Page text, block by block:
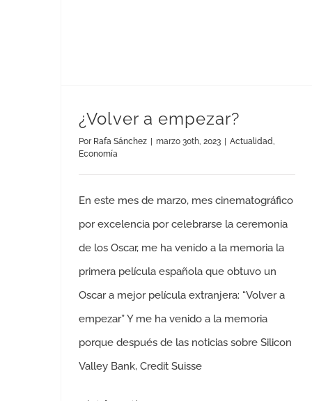
¿Volver a empezar?
Por Rafa Sánchez | marzo 30th, 2023 | Actualidad
Economía
En este mes de marzo, mes cinematográfico
por excelencia por celebrarse la ceremonia
de los Oscar, me ha venido a la memoria la
primera película española que obtuvo un
Oscar a mejor película extranjera: “Volver a
empezar” Y me ha venido a la memoria
porque después de las noticias sobre Silicon
Valley Bank, Credit Suisse